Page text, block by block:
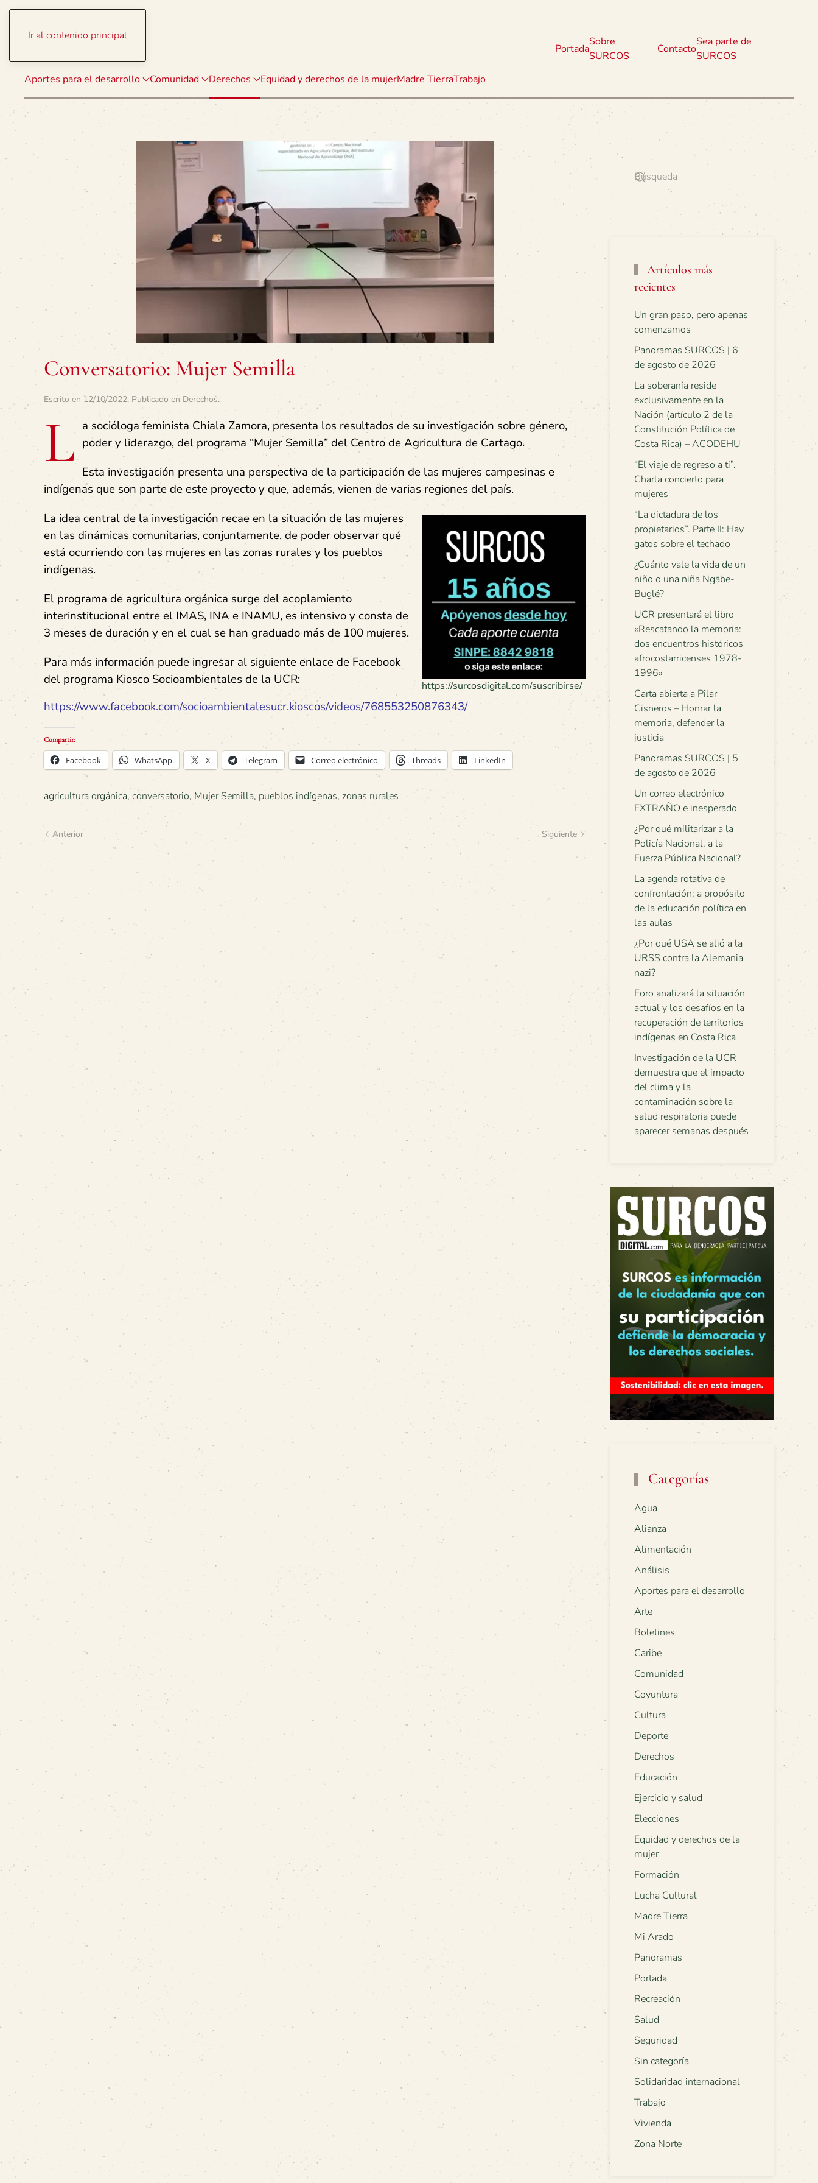
Ir al contenido principal
Aportes para el desarrollo Comunidad Derechos Equidad y derechos de la mujerMadre TierraTrabajo
Portada
Sobre
SURCOS
Contacto
Sea parte de
SURCOS
Conversatorio: Mujer Semilla
Escrito en 12/10/2022. Publicado en Derechos.
L a socióloga feminista Chiala Zamora, presenta los resultados de su investigación sobre género,
poder y liderazgo, del programa “Mujer Semilla” del Centro de Agricultura de Cartago.
Esta investigación presenta una perspectiva de la participación de las mujeres campesinas e
indígenas que son parte de este proyecto y que, además, vienen de varias regiones del país.
https://surcosdigital.com/suscribirse/
La idea central de la investigación recae en la situación de las mujeres
en las dinámicas comunitarias, conjuntamente, de poder observar qué
está ocurriendo con las mujeres en las zonas rurales y los pueblos
indígenas.
El programa de agricultura orgánica surge del acoplamiento
interinstitucional entre el IMAS, INA e INAMU, es intensivo y consta de
3 meses de duración y en el cual se han graduado más de 100 mujeres.
Para más información puede ingresar al siguiente enlace de Facebook
del programa Kiosco Socioambientales de la UCR:
https://www.facebook.com/socioambientalesucr.kioscos/videos/768553250876343/
Compartir:
Facebook WhatsApp X Telegram Correo electrónico Threads LinkedIn
agricultura orgánica, conversatorio, Mujer Semilla, pueblos indígenas, zonas rurales
Anterior Siguiente
Artículos más
recientes
Un gran paso, pero apenas
comenzamos
Panoramas SURCOS | 6
de agosto de 2026
La soberanía reside
exclusivamente en la
Nación (artículo 2 de la
Constitución Política de
Costa Rica) – ACODEHU
“El viaje de regreso a ti”.
Charla concierto para
mujeres
“La dictadura de los
propietarios”. Parte II: Hay
gatos sobre el techado
¿Cuánto vale la vida de un
niño o una niña Ngäbe-
Buglé?
UCR presentará el libro
«Rescatando la memoria:
dos encuentros históricos
afrocostarricenses 1978-
1996»
Carta abierta a Pilar
Cisneros – Honrar la
memoria, defender la
justicia
Panoramas SURCOS | 5
de agosto de 2026
Un correo electrónico
EXTRAÑO e inesperado
¿Por qué militarizar a la
Policía Nacional, a la
Fuerza Pública Nacional?
La agenda rotativa de
confrontación: a propósito
de la educación política en
las aulas
¿Por qué USA se alió a la
URSS contra la Alemania
nazi?
Foro analizará la situación
actual y los desafíos en la
recuperación de territorios
indígenas en Costa Rica
Investigación de la UCR
demuestra que el impacto
del clima y la
contaminación sobre la
salud respiratoria puede
aparecer semanas después
Categorías
Agua
Alianza
Alimentación
Análisis
Aportes para el desarrollo
Arte
Boletines
Caribe
Comunidad
Coyuntura
Cultura
Deporte
Derechos
Educación
Ejercicio y salud
Elecciones
Equidad y derechos de la
mujer
Formación
Lucha Cultural
Madre Tierra
Mi Arado
Panoramas
Portada
Recreación
Salud
Seguridad
Sin categoría
Solidaridad internacional
Trabajo
Vivienda
Zona Norte